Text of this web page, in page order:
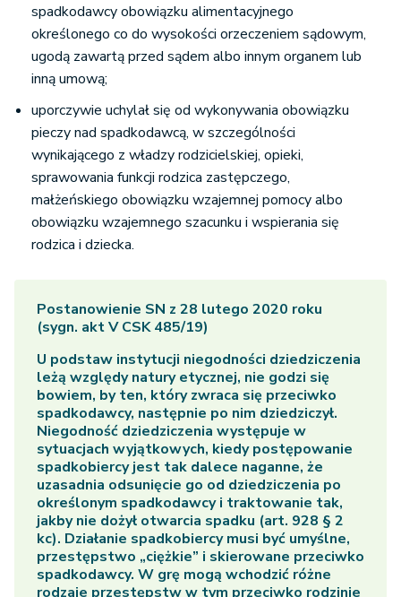
spadkodawcy obowiązku alimentacyjnego
określonego co do wysokości orzeczeniem sądowym,
ugodą zawartą przed sądem albo innym organem lub
inną umową;
uporczywie uchylał się od wykonywania obowiązku
pieczy nad spadkodawcą, w szczególności
wynikającego z władzy rodzicielskiej, opieki,
sprawowania funkcji rodzica zastępczego,
małżeńskiego obowiązku wzajemnej pomocy albo
obowiązku wzajemnego szacunku i wspierania się
rodzica i dziecka.
Postanowienie SN z 28 lutego 2020 roku
(sygn. akt V CSK 485/19)
U podstaw instytucji niegodności dziedziczenia
leżą względy natury etycznej, nie godzi się
bowiem, by ten, który zwraca się przeciwko
spadkodawcy, następnie po nim dziedziczył.
Niegodność dziedziczenia występuje w
sytuacjach wyjątkowych, kiedy postępowanie
spadkobiercy jest tak dalece naganne, że
uzasadnia odsunięcie go od dziedziczenia po
określonym spadkodawcy i traktowanie tak,
jakby nie dożył otwarcia spadku (art. 928 § 2
kc). Działanie spadkobiercy musi być umyślne,
przestępstwo „ciężkie” i skierowane przeciwko
spadkodawcy. W grę mogą wchodzić różne
rodzaje przestępstw w tym przeciwko rodzinie